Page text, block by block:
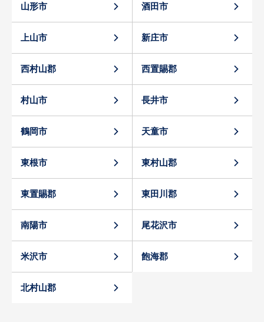
山形市 酒田市
上山市 新庄市
西村山郡 西置賜郡
村山市 長井市
鶴岡市 天童市
東根市 東村山郡
東置賜郡 東田川郡
南陽市 尾花沢市
米沢市 飽海郡
北村山郡